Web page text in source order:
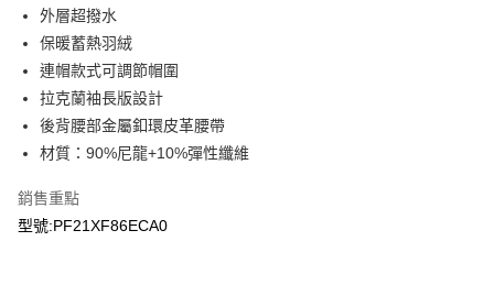
悠遊付
Google Pay
運送方式
宅配(離島)
外層超撥水
保暖蓄熱羽絨
連帽款式可調節帽圍
拉克蘭袖長版設計
後背腰部金屬釦環皮革腰帶
材質：90%尼龍+10%彈性纖維
銷售重點
型號:PF21XF86ECA0